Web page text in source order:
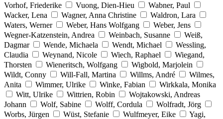
Vorhof, Friederike
Vuong, Dien-Hieu
Wabner, Paul
Wacker, Lena
Wagner, Anna Christine
Waldron, Lara
Waters, Werner
Weber, Hans Wolfgang
Weber, Jens
Wegner-Katzenstein, Andrea
Weinbach, Susanne
Weiß,
Dagmar
Wende, Michaela Wendt, Michael
Wessling,
Claudia
Weynand, Nicole Wiech, Raphael
Wiegand,
Thorsten
Wieneritsch, Wolfgang
Wigbold, Marjolein
Wildt, Conny
Will-Fall, Martina Willms, André
Wilmes,
Anita
Wimmer, Ulrike Winke, Fabian
Wirkkala, Monika
Witt, Ulrike
Wittrien, Robin
Wojtakowski, Andreas
Johann
Wolf, Sabine Wolff, Cordula
Wolfradt, Jörg
Worbs, Jürgen
Wüst, Stefanie Wulfmeyer, Eike
Yagi,